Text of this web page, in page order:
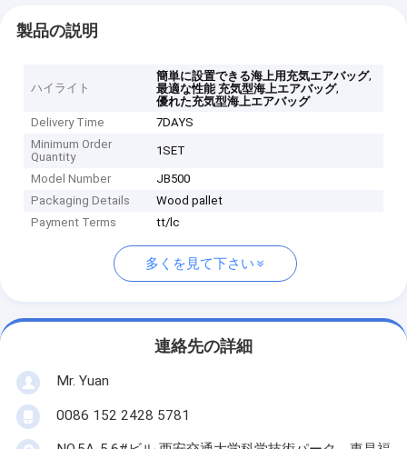
製品の説明
ハイライト
簡単に設置できる海上用充気エアバッグ,
最適な性能 充気型海上エアバッグ,
優れた充気型海上エアバッグ
Delivery Time
7DAYS
Minimum Order
Quantity
1SET
Model Number
JB500
Packaging Details
Wood pallet
Payment Terms
tt/lc
多くを見て下さい
連絡先の詳細
Mr. Yuan
0086 152 2428 5781